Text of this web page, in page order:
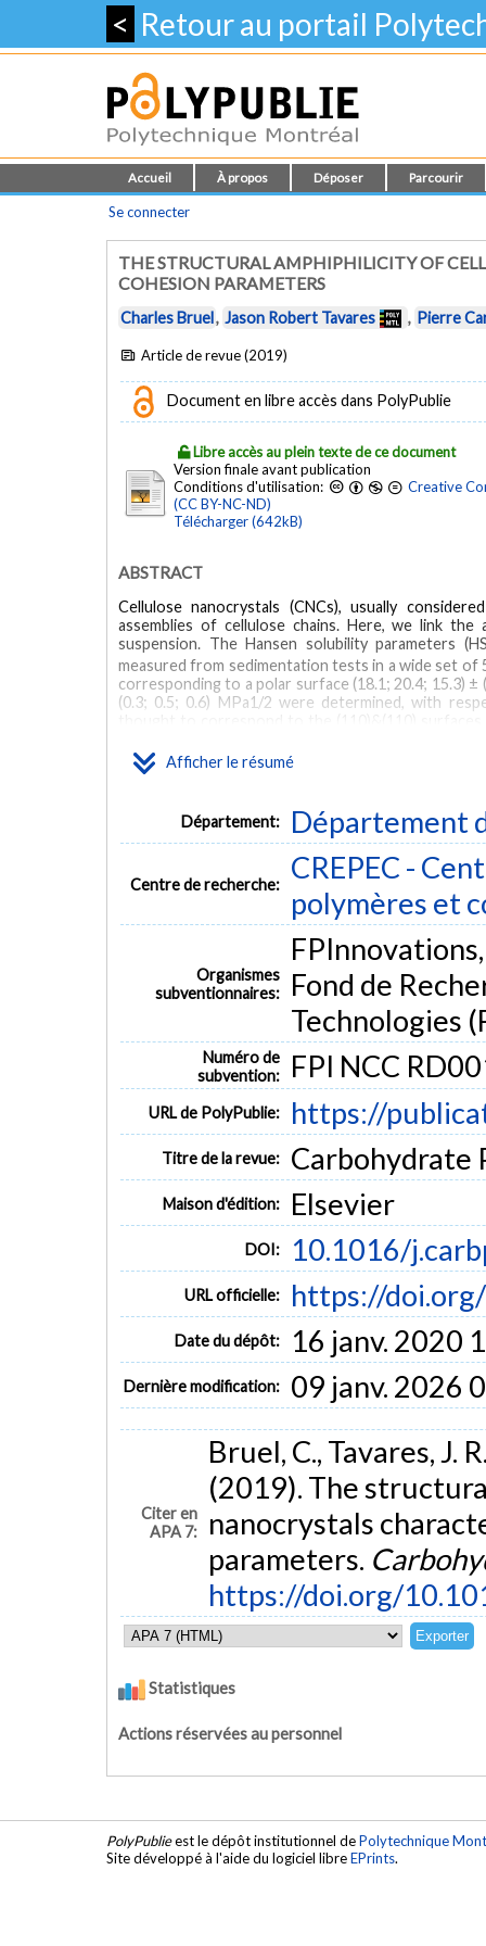
< Retour au portail
Accueil À propos Déposer Parcourir
Se connecter
THE STRUCTURAL AMPHIPHILICITY OF
COHESION PARAMETERS
Charles Bruel, Jason Robert Tavares , Pierre
Article de revue (2019)
Document en libre accès dans PolyPublie
Libre accès au plein texte de ce document
Version finale avant publication
Conditions d'utilisation:
Creative
(CC BY-NC-ND)
Télécharger (642kB)
Afficher le résumé
ABSTRACT
Cellulose nanocrystals (CNCs), usually
assemblies of cellulose chains. Here, we link
suspension. The Hansen solubility parameters
measured from sedimentation tests in a wide set
corresponding to a polar surface (18.1; 20.4; 15.3) ±
(0.3; 0.5; 0.6) MPa1/2 were determined, with
and a mapping of their chemical affnity for solvents
cellulose nanocrystals surface properties structure-
Département: Département
Centre de recherche:
CREPEC -
polymères et
Organismes
subventionnaires:
Fond de
Technologies
Numéro de
subvention:
FPI NCC
URL de PolyPublie: https://
Titre de la revue: Carbohydrate
Maison d'édition: Elsevier
DOI: 10.1016/
URL officielle: https://
Date du dépôt: 16 janv. 2020
Dernière modification: 09 janv. 2026
Citer en
APA 7:
Bruel, C., Tavares, J.
(2019). The
nanocrystals
parameters.
https://doi.org/
Statistiques
Actions réservées au personnel
PolyPublieest le dépôt institutionnel dePolytechnique
Site développé à l'aide du logiciel libreEPrints.